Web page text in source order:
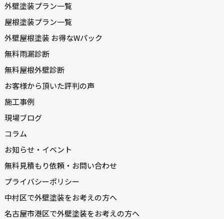
外壁塗装プラン一覧
屋根塗装プラン一覧
外壁屋根塗装 お得なWパック
無料雨漏診断
無料屋根外壁診断
お客様から頂いた評判の声
施工事例
現場ブログ
コラム
お知らせ・イベント
無料見積もり依頼・お問い合わせ
プライバシーポリシー
中村区で外壁塗装をお考えの方へ
名古屋市港区で外壁塗装をお考えの方へ